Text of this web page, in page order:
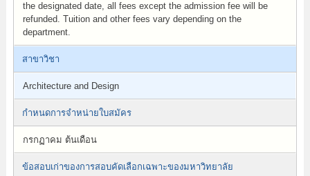
the designated date, all fees except the admission fee will be
refunded. Tuition and other fees vary depending on the
department.
สาขาวิชา
Architecture and Design
กำหนดการจำหน่ายใบสมัคร
กรกฏาคม ต้นเดือน
ข้อสอบเก่าของการสอบคัดเลือกเฉพาะของมหาวิทยาลัย